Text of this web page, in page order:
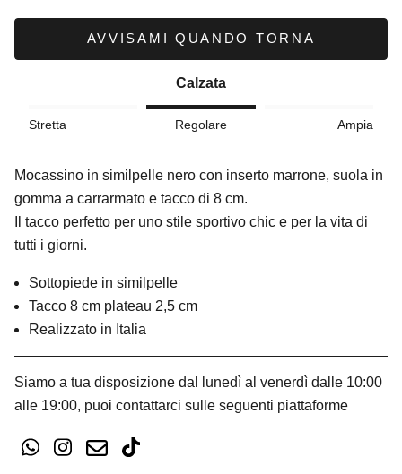
AVVISAMI QUANDO TORNA
Calzata
Stretta Regolare Ampia
Mocassino in similpelle nero con inserto marrone, suola in
gomma a carrarmato e tacco di 8 cm.
Il tacco perfetto per uno stile sportivo chic e per la vita di
tutti i giorni.
Sottopiede in similpelle
Tacco 8 cm plateau 2,5 cm
Realizzato in Italia
Siamo a tua disposizione dal lunedì al venerdì dalle 10:00
alle 19:00, puoi contattarci sulle seguenti piattaforme